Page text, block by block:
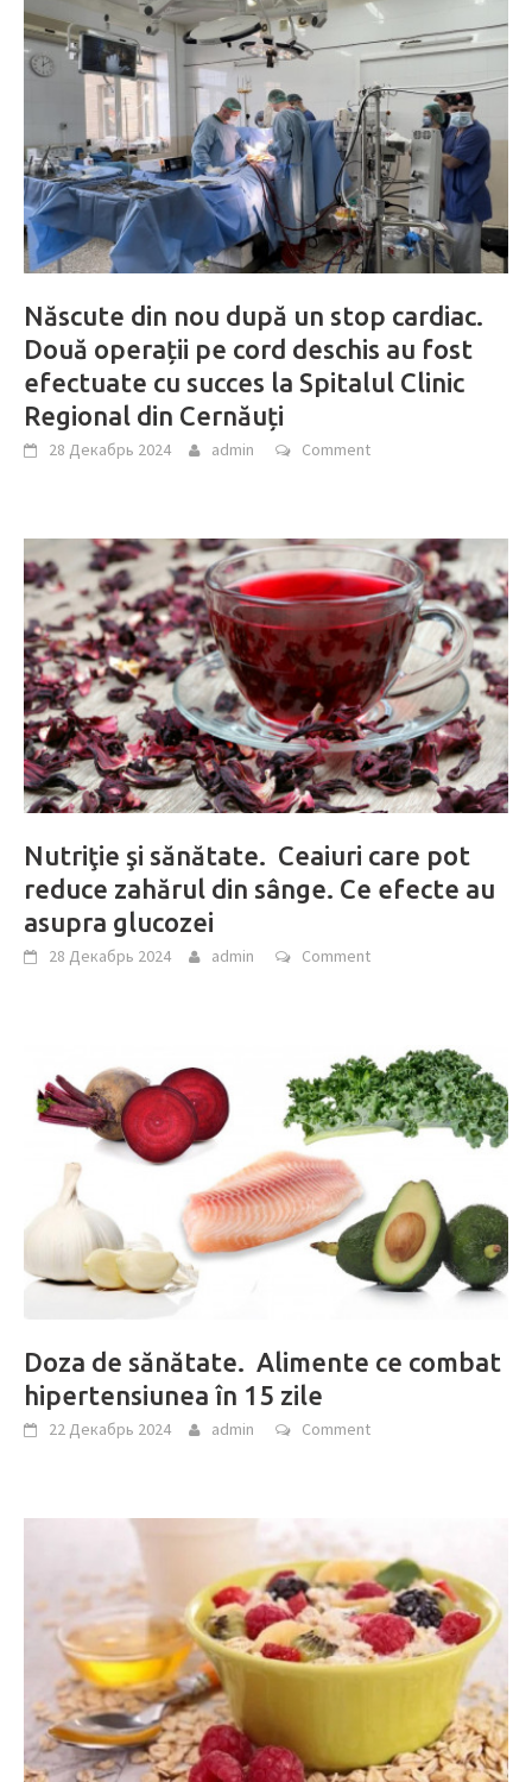
Născute din nou după un stop cardiac.
Două operații pe cord deschis au fost
efectuate cu succes la Spitalul Clinic
Regional din Cernăuți
28 Декабрь 2024 admin Comment
Nutriţie şi sănătate. Ceaiuri care pot
reduce zahărul din sânge. Ce efecte au
asupra glucozei
28 Декабрь 2024 admin Comment
Doza de sănătate. Alimente ce combat
hipertensiunea în 15 zile
22 Декабрь 2024 admin Comment